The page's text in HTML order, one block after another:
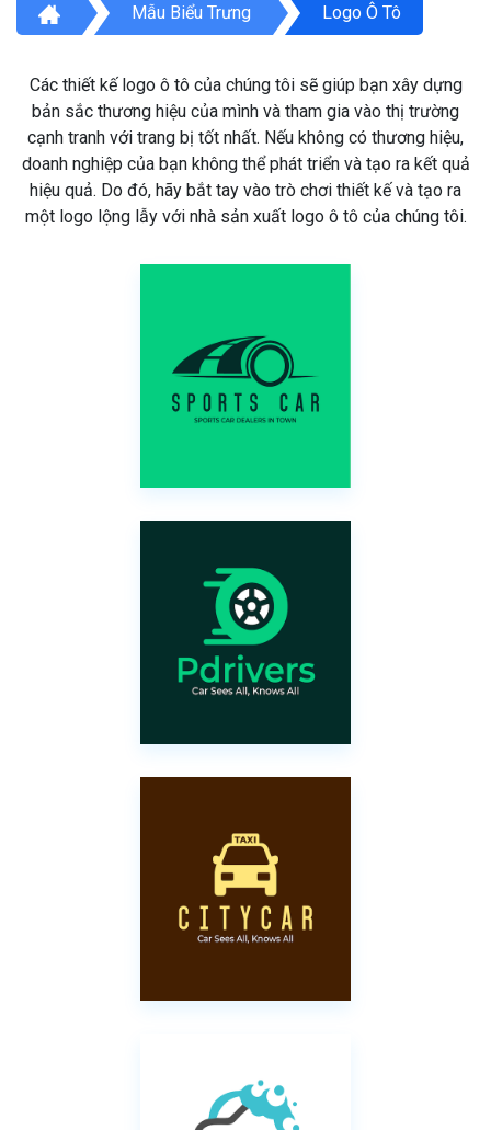
Mẫu Biểu Trưng Logo Ô Tô
Các thiết kế logo ô tô của chúng tôi sẽ giúp bạn xây dựng
bản sắc thương hiệu của mình và tham gia vào thị trường
cạnh tranh với trang bị tốt nhất. Nếu không có thương hiệu,
doanh nghiệp của bạn không thể phát triển và tạo ra kết quả
hiệu quả. Do đó, hãy bắt tay vào trò chơi thiết kế và tạo ra
một logo lộng lẫy với nhà sản xuất logo ô tô của chúng tôi.